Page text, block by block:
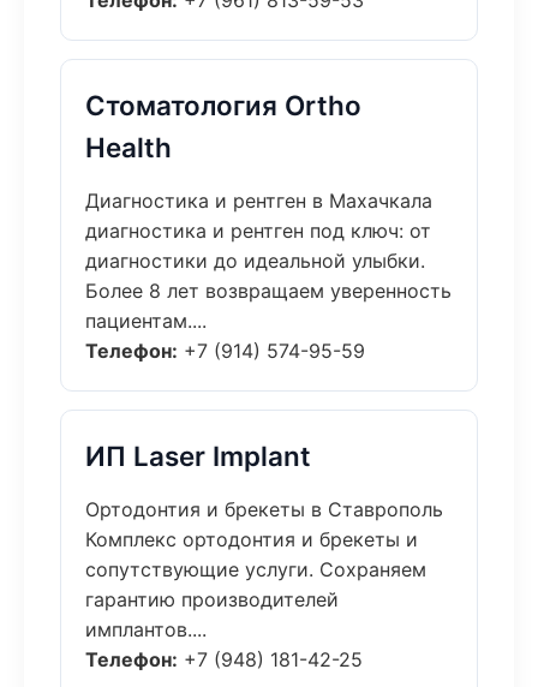
Стоматология Ortho
Health
Диагностика и рентген в Махачкала
диагностика и рентген под ключ: от
диагностики до идеальной улыбки.
Более 8 лет возвращаем уверенность
пациентам....
Телефон: +7 (914) 574-95-59
ИП Laser Implant
Ортодонтия и брекеты в Ставрополь
Комплекс ортодонтия и брекеты и
сопутствующие услуги. Сохраняем
гарантию производителей
имплантов....
Телефон: +7 (948) 181-42-25